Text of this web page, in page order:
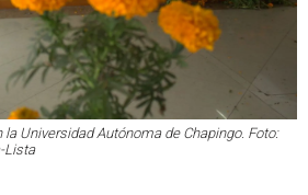
Universidad Autónoma de Chapingo. Foto:
Lista